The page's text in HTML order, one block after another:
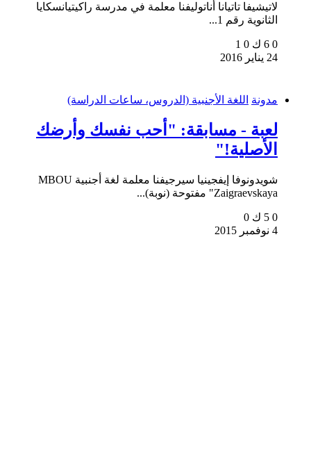
لاتيشيفا تاتيانا أناتوليفنا معلمة في مدرسة راكيتيانسكايا
الثانوية رقم 1...
0 6 ك 0
1
24 يناير 2016
مدونة اللغة الأجنبية (الدروس، ساعات الدراسة)
لعبة - مسابقة: "أحب نفسك وأرضك
الأصلية!"
شويدونوفا إيفجينيا سيرجيفنا معلمة لغة أجنبية MBOU
"Zaigraevskaya مفتوحة (نوبة)...
0 5 ك
0
4 نوفمبر 2015